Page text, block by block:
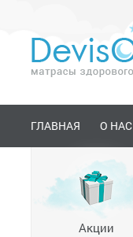
ГЛАВНАЯ О НАС
Акции